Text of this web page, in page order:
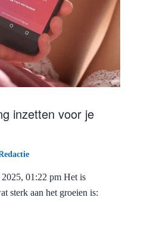
inzetten voor je
01:22 pm Het is
sterk aan het groeien is: